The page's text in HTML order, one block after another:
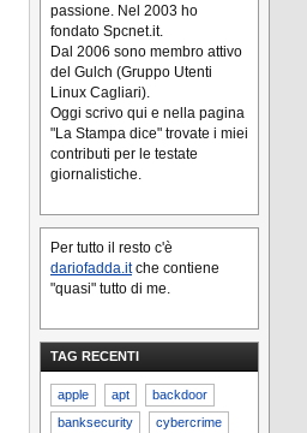
passione. Nel 2003 ho
fondato Spcnet.it.
Dal 2006 sono membro attivo
del Gulch (Gruppo Utenti
Linux Cagliari).
Oggi scrivo qui e nella pagina
"La Stampa dice" trovate i miei
contributi per le testate
giornalistiche.
Per tutto il resto c'è
dariofadda.itche contiene
"quasi" tutto di me.
TAG RECENTI
apple apt
backdoor
banksecurity
cybercrime